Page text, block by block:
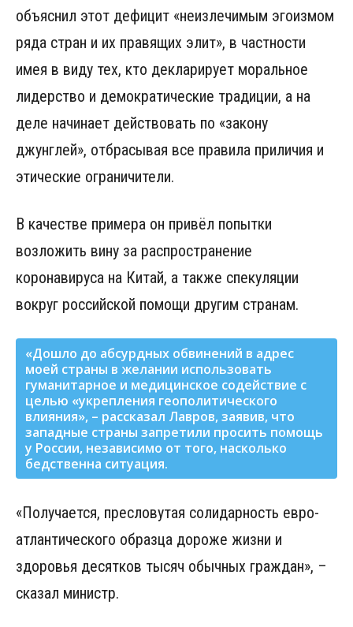
объяснил этот дефицит «неизлечимым эгоизмом
ряда стран и их правящих элит», в частности
имея в виду тех, кто декларирует моральное
лидерство и демократические традиции, а на
деле начинает действовать по «закону
джунглей», отбрасывая все правила приличия и
этические ограничители.
В качестве примера он привёл попытки
возложить вину за распространение
коронавируса на Китай, а также спекуляции
вокруг российской помощи другим странам.
«Дошло до абсурдных обвинений в адрес
моей страны в желании использовать
гуманитарное и медицинское содействие с
целью «укрепления геополитического
влияния», – рассказал Лавров, заявив, что
западные страны запретили просить помощь
у России, независимо от того, насколько
бедственна ситуация.
«Получается, пресловутая солидарность евро-
атлантического образца дороже жизни и
здоровья десятков тысяч обычных граждан», –
сказал министр.